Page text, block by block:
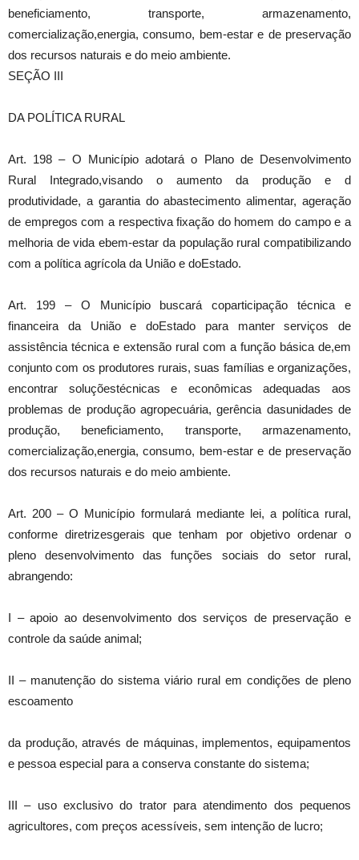
beneficiamento, transporte, armazenamento,
comercialização,energia, consumo, bem-estar e de preservação
dos recursos naturais e do meio ambiente.
SEÇÃO III
DA POLÍTICA RURAL
Art. 198 – O Município adotará o Plano de Desenvolvimento
Rural Integrado,visando o aumento da produção e d
produtividade, a garantia do abastecimento alimentar, ageração
de empregos com a respectiva fixação do homem do campo e a
melhoria de vida ebem-estar da população rural compatibilizando
com a política agrícola da União e doEstado.
Art. 199 – O Município buscará coparticipação técnica e
financeira da União e doEstado para manter serviços de
assistência técnica e extensão rural com a função básica de,em
conjunto com os produtores rurais, suas famílias e organizações,
encontrar soluçõestécnicas e econômicas adequadas aos
problemas de produção agropecuária, gerência dasunidades de
produção, beneficiamento, transporte, armazenamento,
comercialização,energia, consumo, bem-estar e de preservação
dos recursos naturais e do meio ambiente.
Art. 200 – O Município formulará mediante lei, a política rural,
conforme diretrizesgerais que tenham por objetivo ordenar o
pleno desenvolvimento das funções sociais do setor rural,
abrangendo:
I – apoio ao desenvolvimento dos serviços de preservação e
controle da saúde animal;
II – manutenção do sistema viário rural em condições de pleno
escoamento
da produção, através de máquinas, implementos, equipamentos
e pessoa especial para a conserva constante do sistema;
III – uso exclusivo do trator para atendimento dos pequenos
agricultores, com preços acessíveis, sem intenção de lucro;